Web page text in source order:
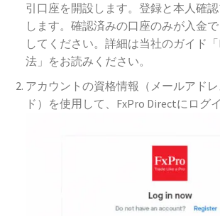
引口座を開設します。登録と本人確
します。確認済みの口座のみが入金
してください。詳細は当社のガイド
法」をお読みください。
アカウントの資格情報（メールアド
ド）を使用して、FxPro Directにログ